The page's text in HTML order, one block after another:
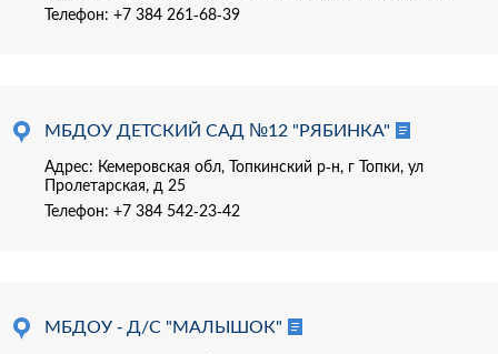
Телефон: +7 384 261-68-39
МБДОУ ДЕТСКИЙ САД №12 "РЯБИНКА"
Адрес: Кемеровская обл, Топкинский р-н, г Топки, ул
Пролетарская, д 25
Телефон: +7 384 542-23-42
МБДОУ - Д/С "МАЛЫШОК"